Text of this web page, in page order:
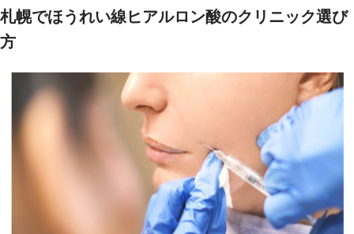
札幌でほうれい線ヒアルロン酸のクリニック選び
方